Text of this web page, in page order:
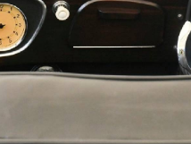
Jozef Gabčík a
vážně, že o několik